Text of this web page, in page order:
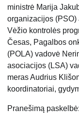
ministrė Marija
organizacijos (PSO)
Vėžio kontrolės
Česas, Pagalbos
(POLA) vadovė
asociacijos (LSA)
meras Audrius
koordinatoriai,
Pranešimą